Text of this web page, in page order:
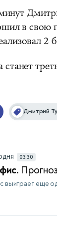
в свою
2
Дмитрий
03:30
еще